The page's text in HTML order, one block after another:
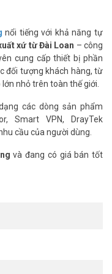
toàn bộ nội dung của
cập nhật các mục phân
phí được đính kèm trong
cho công ty có
thức chuẩn công nghiệp
nhằm đảm bảo độ tin
thiết lập VPN tunnels
Series cung cấp tính
thêm một Vigor2952
LAN. Trong trường hợp
nổi tiếng với khả năng tự
xứ từ Đài Loan – công
cung cấp thiết bị phần
đối tượng khách hàng, từ
nhỏ trên toàn thế giới.
các dòng sản phẩm
Smart VPN, DrayTek
cầu của người dùng.
và đang có giá bán tốt